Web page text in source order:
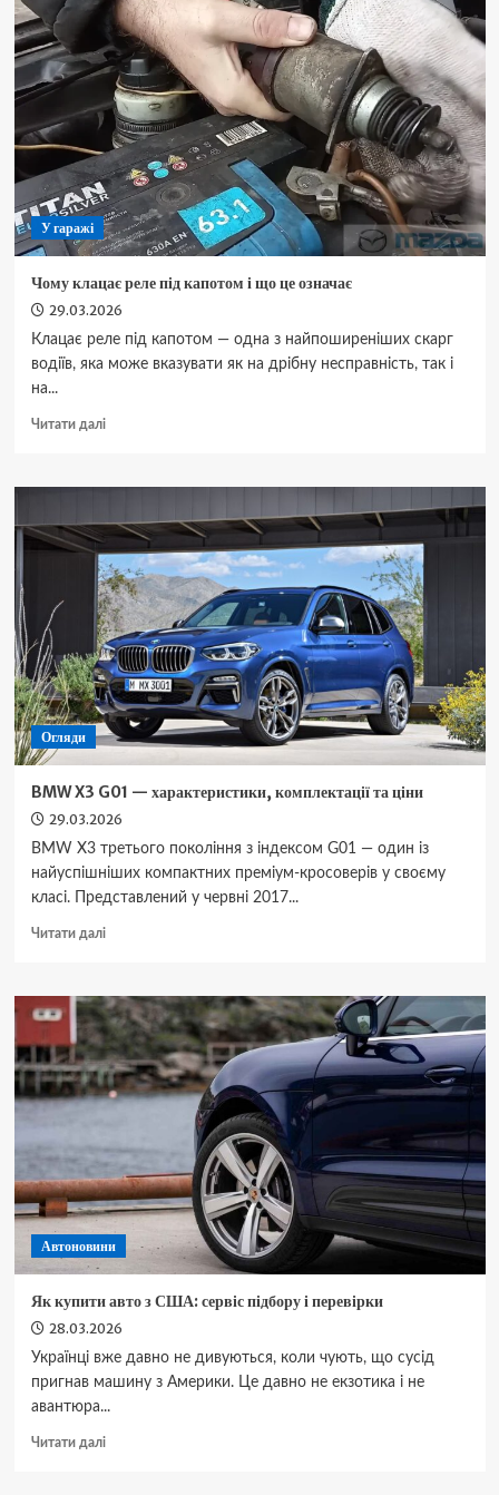
системы:
как
работает
регулятор
давления
почему
он
важен
У гаражі
Чому клацає реле під капотом і що це означає
29.03.2026
Клацає реле під капотом — одна з найпоширеніших скарг
водіїв, яка може вказувати як на дрібну несправність, так і
на...
Читати даліДокладніше
клацає
під
капотом
і
що
це
означає
Огляди
BMW X3 G01 — характеристики, комплектації та ціни
29.03.2026
BMW X3 третього покоління з індексом G01 — один із
найуспішніших компактних преміум-кросоверів у своєму
класі. Представлений у червні 2017...
Читати даліДокладніше
X3
G01
—
характеристики,
комплектації
та
Автоновини
Як купити авто з США: сервіс підбору і перевірки
28.03.2026
Українці вже давно не дивуються, коли чують, що сусід
пригнав машину з Америки. Це давно не екзотика і не
авантюра...
Читати даліДокладніше